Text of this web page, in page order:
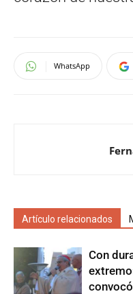
WhatsApp
Artículo relacionados
Con